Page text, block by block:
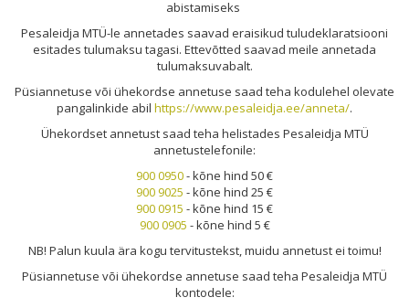
abistamiseks
Pesaleidja MTÜ-le annetades saavad eraisikud tuludeklaratsiooni
esitades tulumaksu tagasi. Ettevõtted saavad meile annetada
tulumaksuvabalt.
Püsiannetuse või ühekordse annetuse saad teha kodulehel olevate
pangalinkide abil https://www.pesaleidja.ee/anneta/.
Ühekordset annetust saad teha helistades Pesaleidja MTÜ
annetustelefonile:
900 0950- kõne hind 50 €
900 9025 - kõne hind 25 €
900 0915 - kõne hind 15 €
900 0905 - kõne hind 5 €
NB! Palun kuula ära kogu tervitustekst, muidu annetust ei toimu!
Püsiannetuse või ühekordse annetuse saad teha Pesaleidja MTÜ
kontodele: